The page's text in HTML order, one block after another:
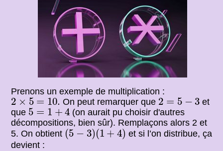
Prenons un exemple de multiplication :
2 × 5 = 10.
2×5=10. On peut remarquer que 2 = 5 − 3
2 −
et
que 5 = 1 + 4
5 +4
(on aurait pu choisir d'autres
décompositions, bien sûr). Remplaçons alors 2 et
5. On obtient (5 − 3)(1 + 4)
(5−3)(1+4)
et si l’on distribue, ça
devient :